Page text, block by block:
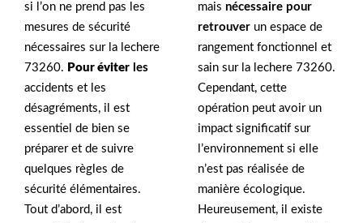
si l’on ne prend pas les
mesures de sécurité
nécessaires sur la lechere
73260. Pour éviter les
accidents et les
désagréments, il est
essentiel de bien se
préparer et de suivre
quelques règles de
sécurité élémentaires.
Tout d’abord, il est
mais nécessaire pour
retrouver un espace de
rangement fonctionnel et
sain sur la lechere 73260.
Cependant, cette
opération peut avoir un
impact significatif sur
l’environnement si elle
n’est pas réalisée de
manière écologique.
Heureusement, il existe